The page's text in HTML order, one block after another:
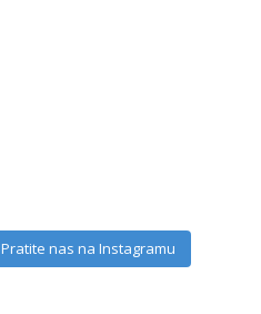
Pratite nas na Instagramu